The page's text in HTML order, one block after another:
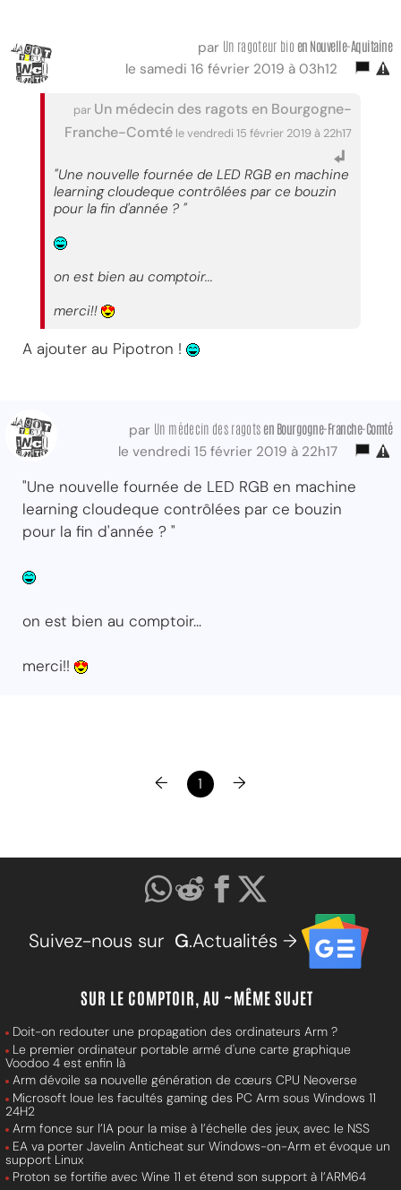
par Un ragoteur bio en Nouvelle-Aquitaine
le samedi 16 février 2019 à 03h12
par Un médecin des ragots en Bourgogne-
Franche-Comté le vendredi 15 février 2019 à 22h17
"Une nouvelle fournée de LED RGB en machine
learning cloudeque contrôlées par ce bouzin
pour la fin d'année ? "
on est bien au comptoir...
merci!!
A ajouter au Pipotron !
par Un médecin des ragots en Bourgogne-Franche-Comté
le vendredi 15 février 2019 à 22h17
"Une nouvelle fournée de LED RGB en machine
learning cloudeque contrôlées par ce bouzin
pour la fin d'année ? "
on est bien au comptoir...
merci!!
← 1 →
Suivez-nous sur G.Actualités →
SUR LE COMPTOIR, AU ~MÊME SUJET
Doit-on redouter une propagation des ordinateurs Arm ?
Le premier ordinateur portable armé d'une carte graphique
Voodoo 4 est enfin là
Arm dévoile sa nouvelle génération de cœurs CPU Neoverse
Microsoft loue les facultés gaming des PC Arm sous Windows 11
24H2
Arm fonce sur l’IA pour la mise à l’échelle des jeux, avec le NSS
EA va porter Javelin Anticheat sur Windows-on-Arm et évoque un
support Linux
Proton se fortifie avec Wine 11 et étend son support à l’ARM64